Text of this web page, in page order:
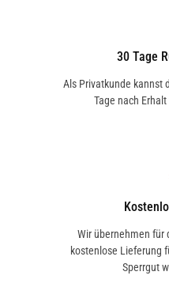
30 Tage
Als Privatkunde kannst
Tage nach
Wir übernehmen für
kostenlose Lieferung
Sperrgut